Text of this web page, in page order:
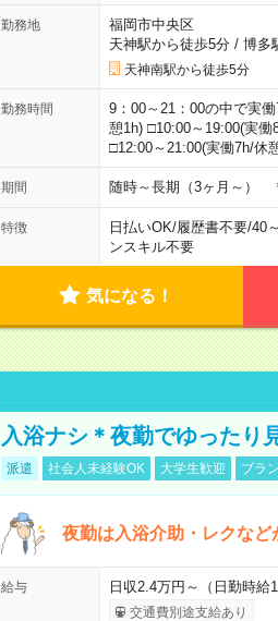
勤務地
福岡市中央区
天神駅から徒歩5分/ 博多
天神南駅から徒歩5分
勤務時間
9：00～21：00の中で実
憩1h) □10:00～19:00(実
□12:00～21:00(実働7h/休
期間 随時～長期（3ヶ月～）
特徴 日払いOK/履歴書不要/40
ンスキル不要
気になる！
入浴ナシ＊夜勤でゆったり
派遣 社会人未経験OK 大学生歓迎 ブラ
夜勤は入浴介助・レクな
給与 日収2.4万円～（日勤時
交通費別途支給あり